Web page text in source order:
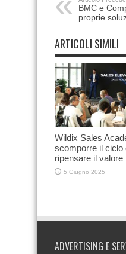
BMC e
proprie
ARTICOLI SIMILI
Wildix Sales
scomporre il ciclo
ripensare il valore
5 Giugno 2025
ADVERTISING E